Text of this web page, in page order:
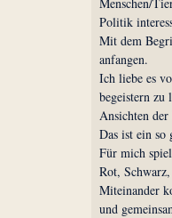
Politik
Mit dem
anfangen.
Ich liebe es
begeistern zu
Ansichten der
Das ist ein so
Für mich
Rot,
Miteinander
und